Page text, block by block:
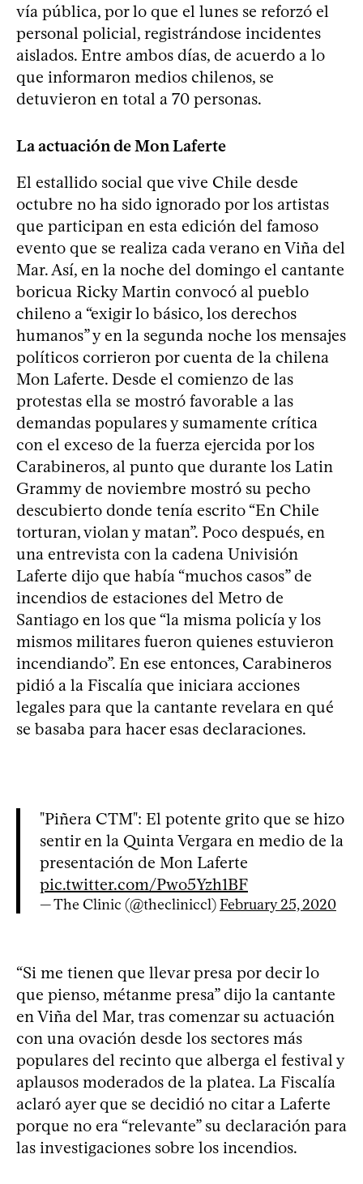
vía pública, por lo que el lunes se reforzó el
personal policial, registrándose incidentes
aislados. Entre ambos días, de acuerdo a lo
que informaron medios chilenos, se
detuvieron en total a 70 personas.
La actuación de Mon Laferte
El estallido social que vive Chile desde
octubre no ha sido ignorado por los artistas
que participan en esta edición del famoso
evento que se realiza cada verano en Viña del
Mar. Así, en la noche del domingo el cantante
boricua Ricky Martin convocó al pueblo
chileno a “exigir lo básico, los derechos
humanos” y en la segunda noche los mensajes
políticos corrieron por cuenta de la chilena
Mon Laferte. Desde el comienzo de las
protestas ella se mostró favorable a las
demandas populares y sumamente crítica
con el exceso de la fuerza ejercida por los
Carabineros, al punto que durante los Latin
Grammy de noviembre mostró su pecho
descubierto donde tenía escrito “En Chile
torturan, violan y matan”. Poco después, en
una entrevista con la cadena Univisión
Laferte dijo que había “muchos casos” de
incendios de estaciones del Metro de
Santiago en los que “la misma policía y los
mismos militares fueron quienes estuvieron
incendiando”. En ese entonces, Carabineros
pidió a la Fiscalía que iniciara acciones
legales para que la cantante revelara en qué
se basaba para hacer esas declaraciones.
"Piñera CTM": El potente grito que se hizo
sentir en la Quinta Vergara en medio de la
presentación de Mon Laferte
pic.twitter.com/Pwo5Yzh1BF
— The Clinic (@thecliniccl)February 25, 2020
“Si me tienen que llevar presa por decir lo
que pienso, métanme presa” dijo la cantante
en Viña del Mar, tras comenzar su actuación
con una ovación desde los sectores más
populares del recinto que alberga el festival y
aplausos moderados de la platea. La Fiscalía
aclaró ayer que se decidió no citar a Laferte
porque no era “relevante” su declaración para
las investigaciones sobre los incendios.